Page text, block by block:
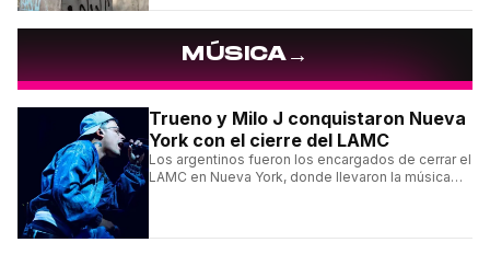
MÚSICA→
Trueno y Milo J conquistaron Nueva
York con el cierre del LAMC
Los argentinos fueron los encargados de cerrar el
LAMC en Nueva York, donde llevaron la música